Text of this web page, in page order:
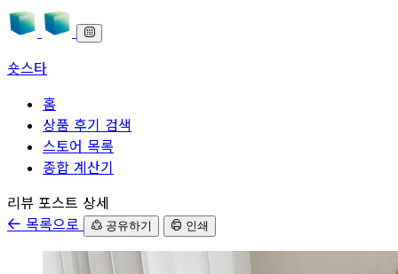
숏스타
홈
상품 후기 검색
스토어 목록
종합 계산기
본문으로 바로가기
리뷰 포스트 상세
목록으로
공유하기 인쇄